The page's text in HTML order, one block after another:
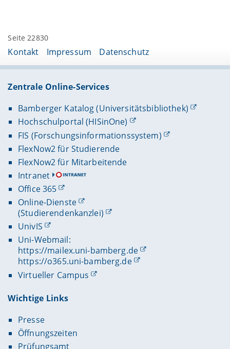
Seite 22830
Kontakt Impressum Datenschutz
Zentrale Online-Services
Bamberger Katalog (Universitätsbibliothek)
Hochschulportal (HISinOne)
FIS (Forschungsinformationssystem)
FlexNow2 für Studierende
FlexNow2 für Mitarbeitende
Intranet
Office 365
Online-Dienste
(Studierendenkanzlei)
UnivIS
Uni-Webmail:
https://mailex.uni-bamberg.de
https://o365.uni-bamberg.de
Virtueller Campus
Wichtige Links
Presse
Öffnungszeiten
Prüfungsamt